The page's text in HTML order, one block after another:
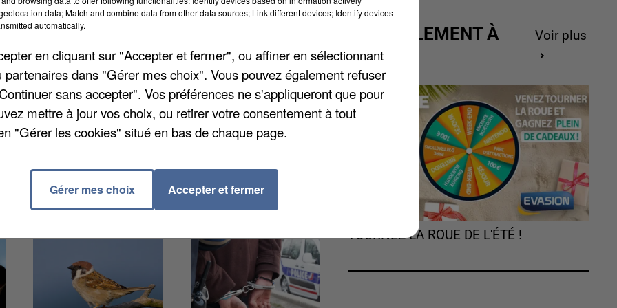
été réduite de 20 km/h pour limiter les risques de
se montre plus rassurant. L’Essonne reprend
est moyenne. Elle le restera demain, indique
pour ce week-end pourrait à nouveau dégrader
ACTUELLEMENT À
GAGNER
Voir plus
TOURNEZ LA ROUE DE L'ÉTÉ !
data; Match and combine data from other data sources; Link different devices; Identify devices
automatically.
en cliquant sur "Accepter et fermer", ou affiner en sélectionnant
partenaires dans "Gérer mes choix". Vous pouvez également refuser
sans accepter". Vos préférences ne s'appliqueront que pour
mettre à jour vos choix, ou retirer votre consentement à tout
"Gérer les cookies" situé en bas de chaque page.
Gérer mes choix Accepter et fermer